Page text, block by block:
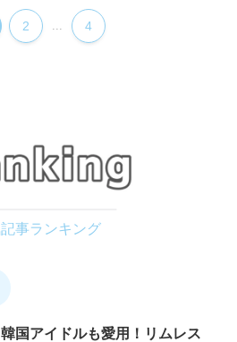
2 ... 4
韓国アイドルも愛用！リムレス